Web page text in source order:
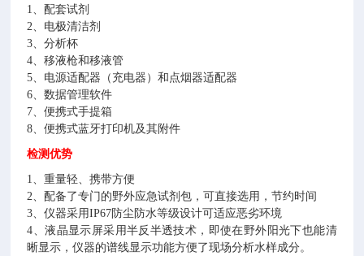
1、配套试剂
2、电极清洁剂
3、分析杯
4、移液枪和移液管
5、电源适配器（充电器）和点烟器适配器
6、数据管理软件
7、便携式手提箱
8、便携式蓝牙打印机及其附件
检测优势
1、重量轻、携带方便
2、配备了专门的野外应急试剂包，可直接选用，节约时间
3、仪器采用IP67防尘防水等级设计可适应恶劣环境
4、液晶显示屏采用半反半透技术，即使在野外阳光下也能清
晰显示，仪器的谱线显示功能方便了现场分析水样成分。